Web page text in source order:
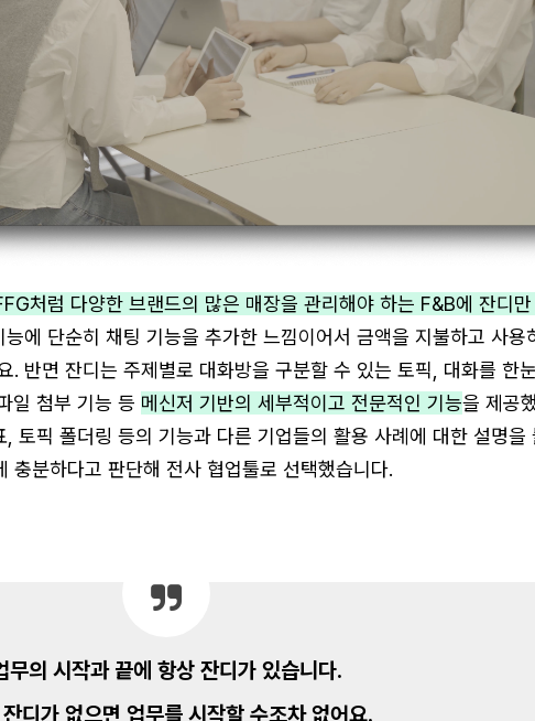
처럼 다양한 브랜드의 많은 매장을 관리해야 하는 F&B에 잔디
에 단순히 채팅 기능을 추가한 느낌이어서 금액을 지불하고 사용
. 반면 잔디는 주제별로 대화방을 구분할 수 있는 토픽, 대화를 한
일 첨부 기능 등 메신저 기반의 세부적이고 전문적인 기능을 제공
토픽 폴더링 등의 기능과 다른 기업들의 활용 사례에 대한 설명을
충분하다고 판단해 전사 협업툴로 선택했습니다.
무의 시작과 끝에 항상 잔디가 있습니다.
디가 없으면 업무를 시작할 수조차 없어요.